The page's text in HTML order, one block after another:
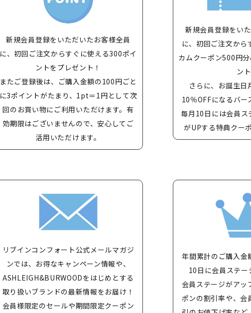
新規会員登録をいただいたお客様全員
に、初回ご注文からすぐに使える300ポイ
ントをプレゼント！
またご登録後は、ご購入金額の100円ごと
に3ポイントがたまり、1pt＝1円として次
回のお買い物にご利用いただけます。有
効期限はございませんので、安心してご
活用いただけます。
新規会員登録をい
に、初回ご注文か
カムクーポン500円
ント
さらに、お誕生日
10％OFFになるバー
毎月10日には会員ス
がUPする特典クー
リブインコンフォート公式メールマガジ
ンでは、お得なキャンペーン情報や、
ASHLEIGH&BURWOODをはじめとする
取り扱いブランドの最新情報をお届け！
会員様限定のセールや期間限定クーポン
年間累計のご購入金
10日に会員ステー
会員ステージがアッ
ポンの割引率や、会